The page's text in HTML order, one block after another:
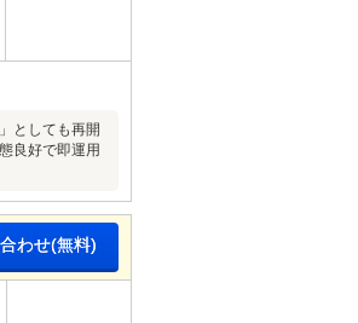
としても再開
良好で即運用
わせ(無料)